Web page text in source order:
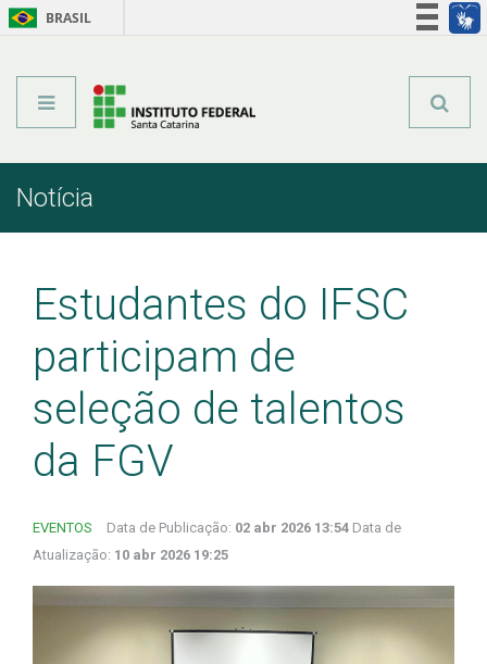
BRASIL
NotíciaInício
Estudantes do IFSC
participam de
seleção de talentos
da FGV
EVENTOS Data de Publicação: 02 abr 2026 13:54 Data de
Atualização: 10 abr 2026 19:25